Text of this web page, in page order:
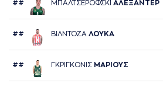
## ΜΠAΛΤΣΕΡΟΦΣΚΙ AΛΕΞAΝΤΕΡ
## ΒΙΛΝΤΟΖA ΛΟΥΚA
## ΓΚΡΙΓΚΟΝΙΣ ΜAΡΙΟΥΣ